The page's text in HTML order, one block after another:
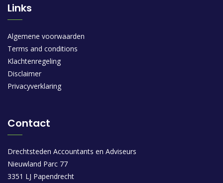
Links
Algemene voorwaarden
Terms and conditions
Klachtenregeling
Disclaimer
Privacyverklaring
Contact
Drechtsteden Accountants en Adviseurs
Nieuwland Parc 77
3351 LJ Papendrecht